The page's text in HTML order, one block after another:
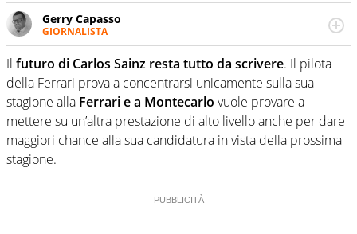
Gerry Capasso
GIORNALISTA
Per lui gli sport americani non hanno segreti: basket,
football, baseball e la capacità innata di trovare la notizia
dove altri non vedono granché
Il futuro di Carlos Sainz resta tutto da scrivere. Il pilota
della Ferrari prova a concentrarsi unicamente sulla sua
stagione alla Ferrari e a Montecarlo vuole provare a
mettere su un’altra prestazione di alto livello anche per dare
maggiori chance alla sua candidatura in vista della prossima
stagione.